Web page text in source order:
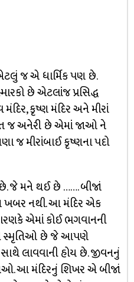
જ એ ધાર્મિક પણ છે.
છે એટલાંજ પ્રસિદ્ધ
કૃષ્ણ મંદિર અને મીરાં
જ અનેરી છે એમાં જાઓ ને
જ મીરાંબાઈ કૃષ્ણના પદો
જે મને થઈ છે ……. બીજાં
ખબર નથી. આ મંદિર એક
એમાં કોઈ ભગવાનની
સ્મૃતિઓ છે જે આપણે
લાવવાની હોય છે. જીવનનું
આ મંદિરનું શિખર એ બીજાં